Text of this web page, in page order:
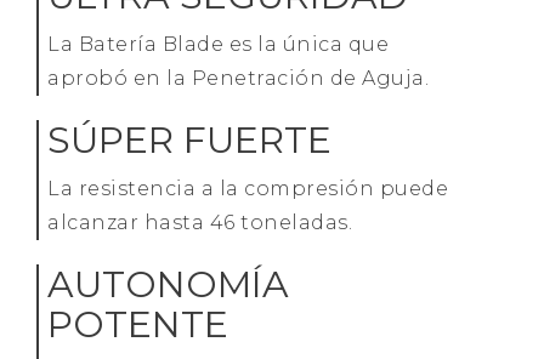
La Batería Blade es la única que
aprobó en la Penetración de Aguja.
SÚPER FUERTE
La resistencia a la compresión puede
alcanzar hasta 46 toneladas.
AUTONOMÍA
POTENTE